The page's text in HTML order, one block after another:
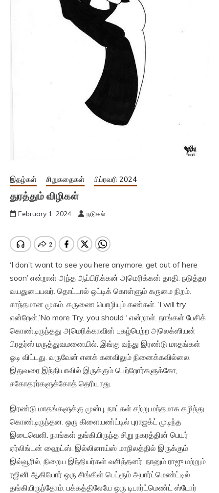
இதழ்கள் சிறுகதைகள் பிப்ரவரி 2024
துரத்தும் விழிகள்
February 1, 2024 நடுகல்
‘I don’t want to see you here anymore, get out of here
soon’ என்றாள் அந்த ஆப்பிரிக்கன் அமெரிக்கன் தாதி. நடுத்தர
வயதுடையவர். தொட்டால் ஒட்டிக் கொள்ளும் கருமை நிறம்.
சாந்தமான முகம். கருணை பொழியும் கண்கள். ‘I will try’
என்றேன்.’No more Try, you should ‘ என்றாள். நாங்கள் பேசிக்
கொண்டிருந்தது அமெரிக்காவின் புகழ்பெற்ற அலெக்ஸியன்
பிரதர்ஸ் மருத்துவமனையில். இங்கு வந்து இரண்டு மாதங்கள்
ஓடி விட்டது. வருவேன் எனக் கனவிலும் நினைக்கவில்லை.
இதுவரை இந்தியாவில் இருக்கும் பெற்றோர்களுக்கோ,
சகோதரர்களுக்கோத் தெரியாது.
இரண்டு மாதங்களுக்கு முன்பு, நாட்கள் சற்று மந்தமாக கழிந்து
கொண்டிருந்தன. ஒரு கிளையண்ட்டில் புராஜக்ட் முடிந்த
இடைவெளி. நாங்கள் தங்கியிருந்த சிறு நகரத்தின் பெயர்
ஏர்லிங்டன் ஹைட்ஸ். இல்லினாய்ஸ் மாநிலத்தில் இருக்கும்
இவ்வூரில், நிறைய இந்தியர்கள் வசித்தனர். நானும் ராஜு மற்றும்
ரஜினி ஆகியோர் ஒரு சிங்கிள் பெட்ரூம் அபார்ட்மெண்ட்டில்
தங்கியிருந்தோம். பக்கத்திலேயே ஒரு டிபார்ட்மெண்ட் ஸ்டோர்